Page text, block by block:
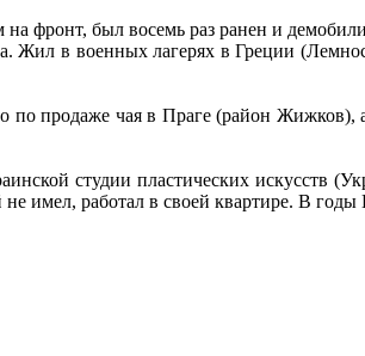
фронт, был восемь раз ранен и
в военных лагерях в Греции
продаже чая в Праге (район Жижков),
студии пластических искусств
имел, работал в своей квартире. В